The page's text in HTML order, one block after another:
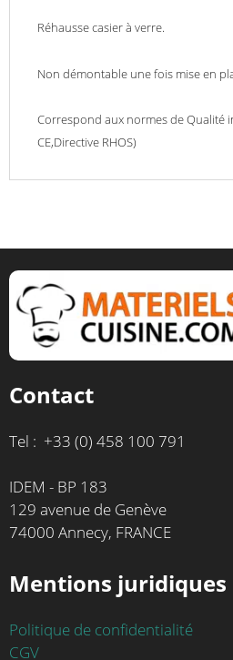
Réhausse casier à verre.
Non démontable une fois mise en
Correspond aux normes de Qualité
CE,Directive RHOS)
Contact
Tel : +33 (0) 458 100 791
IDEM - BP 183
129 avenue de Genève
74000 Annecy, FRANCE
Mentions juridiques
Politique de confidentialité
CGV